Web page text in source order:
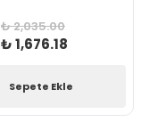
₺ 2,035.00
₺ 1,676.18
Sepete Ekle